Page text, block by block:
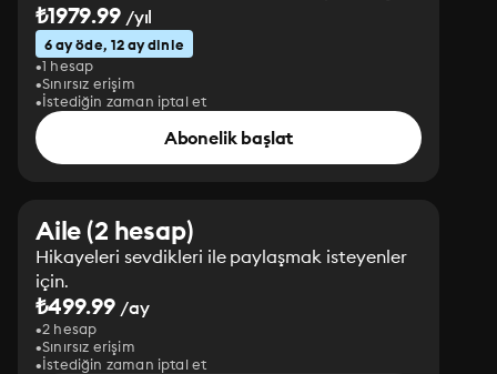
₺1979.99/yıl
6 ay öde, 12 ay dinle
1 hesap
Sınırsız erişim
İstediğin zaman iptal et
Abonelik başlat
Aile (2 hesap)
Hikayeleri sevdikleri ile paylaşmak isteyenler
için.
₺499.99 /ay
2 hesap
Sınırsız erişim
İstediğin zaman iptal et